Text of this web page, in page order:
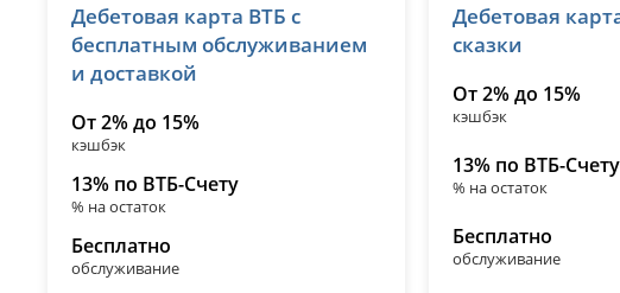
лицензия № 1000
Дебетовая карта ВТБ с
бесплатным обслуживанием
и доставкой
От 2% до 15%
кэшбэк
13% по ВТБ-Счету
% на остаток
Бесплатно
обслуживание
лицензия № 1000
Дебетовая
сказки
От 2% до 15%
кэшбэк
13% по ВТБ-Счету
% на остаток
Бесплатно
обслуживание